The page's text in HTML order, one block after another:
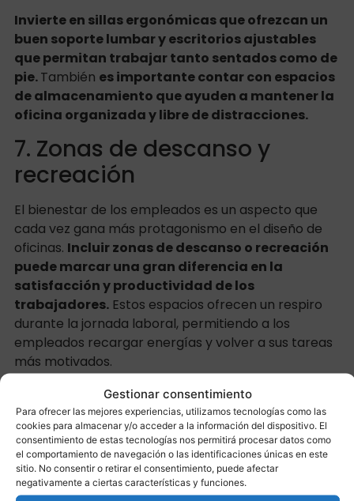
Gestionar consentimiento
Para ofrecer las mejores experiencias, utilizamos tecnologías como las
cookies para almacenar y/o acceder a la información del dispositivo. El
consentimiento de estas tecnologías nos permitirá procesar datos como
el comportamiento de navegación o las identificaciones únicas en este
sitio. No consentir o retirar el consentimiento, puede afectar
negativamente a ciertas características y funciones.
Invierte en sillas ergonómicas que ofrezcan un
buen soporte lumbar y escritorios ajustables
que permitan trabajar tanto sentados como de
pie.También es importante contar con espacios
de almacenamiento que ayuden a mantener la
oficina organizada y libre de distracciones.
7. Zonas de descanso y
recreación
El bienestar de los empleados es un aspecto que
cada vez gana más protagonismo en el diseño de
oficinas. Incluir zonas de descanso o recreación
puede marcar una gran diferencia en la
satisfacción y productividad de los
trabajadores.Estos espacios ofrecen un respiro
durante la jornada laboral, permitiendo a los
empleados recargar energías y volver a sus tareas
más motivados.
Piensa en incluir una sala de descanso con sofás
cómodos, una cocina pequeña para tomar café o
comer algo, y, si es posible, una zona de juegos o
actividades relajantes como mesas de ping-pong o
futbolín.